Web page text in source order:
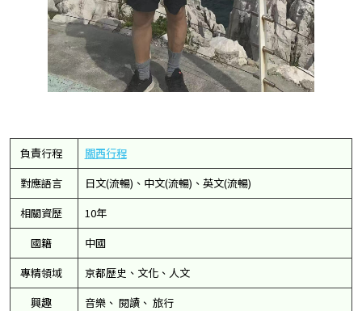
負責行程
關西行程
對應語言
日文(流暢)、中文(流暢)、英文(流暢)
相關資歷
10年
國籍
中國
專精領域
京都歷史、文化、人文
興趣
音樂、 閱讀、 旅行